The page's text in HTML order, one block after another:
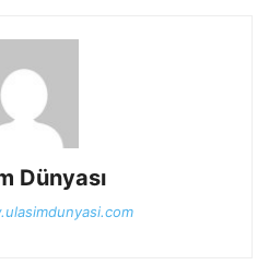
Dünyası